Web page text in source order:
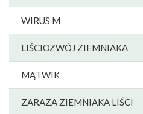
WIRUS M
LIŚCIOZWÓJ ZIEMNIAKA
MĄTWIK
ZARAZA ZIEMNIAKA LIŚCI